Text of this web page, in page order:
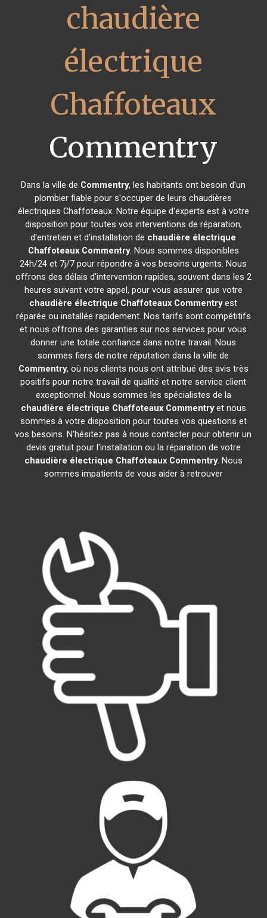
chaudière
électrique
Chaffoteaux
Commentry
Dans la ville de Commentry, les habitants ont besoin d'un
plombier fiable pour s'occuper de leurs chaudières
électriques Chaffoteaux. Notre équipe d'experts est à votre
disposition pour toutes vos interventions de réparation,
d'entretien et d'installation de chaudière électrique
Chaffoteaux Commentry. Nous sommes disponibles
24h/24 et 7j/7 pour répondre à vos besoins urgents. Nous
offrons des délais d'intervention rapides, souvent dans les 2
heures suivant votre appel, pour vous assurer que votre
chaudière électrique Chaffoteaux Commentryest
réparée ou installée rapidement. Nos tarifs sont compétitifs
et nous offrons des garanties sur nos services pour vous
donner une totale confiance dans notre travail. Nous
sommes fiers de notre réputation dans la ville de
Commentry, où nos clients nous ont attribué des avis très
positifs pour notre travail de qualité et notre service client
exceptionnel. Nous sommes les spécialistes de la
chaudière électrique Chaffoteaux Commentryet nous
sommes à votre disposition pour toutes vos questions et
vos besoins. N'hésitez pas à nous contacter pour obtenir un
devis gratuit pour l'installation ou la réparation de votre
chaudière électrique Chaffoteaux Commentry. Nous
sommes impatients de vous aider à retrouver